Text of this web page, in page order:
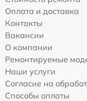
Оплата и доставка
Контакты
Вакансии
О компании
Ремонтируемые
Наши услуги
Согласие на
Способы оплаты